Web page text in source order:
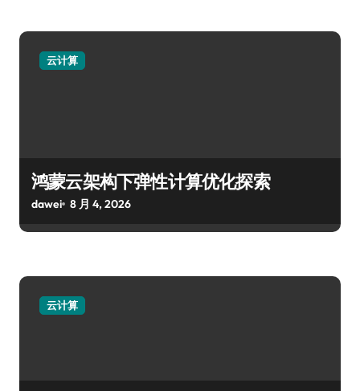
云计算
鸿蒙云架构下弹性计算优化探索
dawei 8 月 4, 2026
云计算